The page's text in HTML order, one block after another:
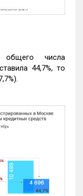
числа
44,7%, то